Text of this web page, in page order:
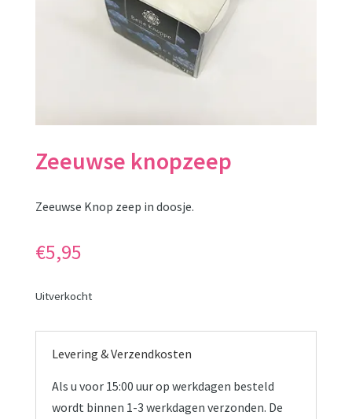
Zeeuwse knopzeep
Zeeuwse Knop zeep in doosje.
€5,95
Uitverkocht
Levering & Verzendkosten
Als u voor 15:00 uur op werkdagen besteld
wordt binnen 1-3 werkdagen verzonden. De